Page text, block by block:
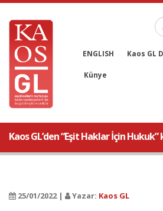
ENGLISH Kaos GL
Künye
Kaos GL’den “Eşit Haklar İçin Hukuk”
25/01/2022 | Yazar: Kaos GL